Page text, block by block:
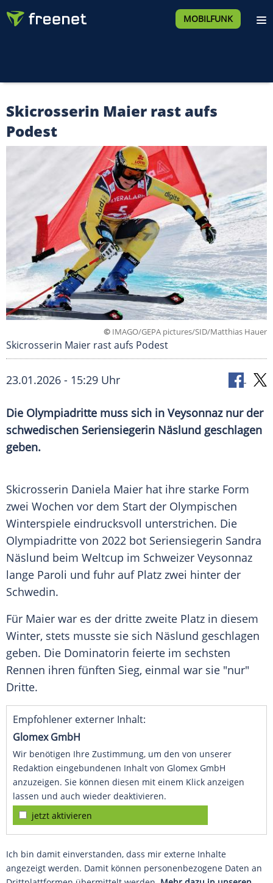
MOBILFUNK
Skicrosserin Maier rast aufs
Podest
© IMAGO/GEPA pictures/SID/Matthias Hauer
Skicrosserin Maier rast aufs Podest
23.01.2026 - 15:29 Uhr
Die Olympiadritte muss sich in Veysonnaz nur der
schwedischen Seriensiegerin Näslund geschlagen
geben.
Skicrosserin Daniela Maier hat ihre starke Form
zwei Wochen vor dem Start der Olympischen
Winterspiele eindrucksvoll unterstrichen. Die
Olympiadritte von 2022 bot Seriensiegerin Sandra
Näslund beim Weltcup im Schweizer Veysonnaz
lange Paroli und fuhr auf Platz zwei hinter der
Schwedin.
Für Maier war es der dritte zweite Platz in diesem
Winter, stets musste sie sich Näslund geschlagen
geben. Die Dominatorin feierte im sechsten
Rennen ihren fünften Sieg, einmal war sie "nur"
Dritte.
Empfohlener externer Inhalt:
Glomex GmbH
Wir benötigen Ihre Zustimmung, um den von unserer
Redaktion eingebundenen Inhalt von Glomex GmbH
anzuzeigen. Sie können diesen mit einem Klick anzeigen
lassen und auch wieder deaktivieren.
jetzt aktivieren
Ich bin damit einverstanden, dass mir externe Inhalte
angezeigt werden. Damit können personenbezogene Daten an